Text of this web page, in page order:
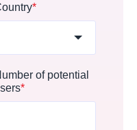
*
of potential
*